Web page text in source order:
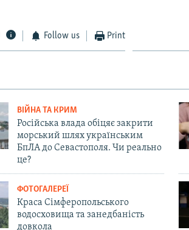
Follow us Print
ВІЙНА ТА КРИМ
Російська влада обіцяє закрити
морський шлях українським
БпЛА до Севастополя. Чи реально
це?
ФОТОГАЛЕРЕЇ
Краса Сімферопольського
водосховища та занедбаність
довкола